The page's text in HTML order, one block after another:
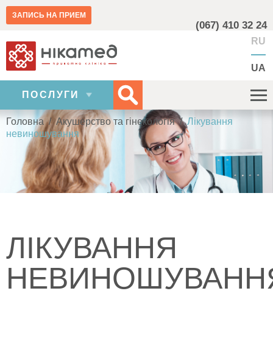
(067) 410 32 24
RU
UA
ПОСЛУГИ
ЗАПИСЬ НА ПРИЕМ
Головна / Акушерство та гінекологія / Лікування
невиношування
ЛІКУВАННЯ